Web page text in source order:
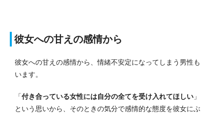
彼女への甘えの感情から
彼女への甘えの感情から、情緒不安定になってしまう男性も
います。
「付き合っている女性には自分の全てを受け入れてほしい 」
という思いから、そのときの気分で感情的な態度を彼女にぶ